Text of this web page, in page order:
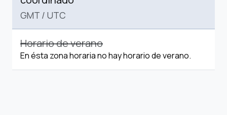
GMT / UTC
Horario de verano
En ésta zona horaria no hay horario de verano.